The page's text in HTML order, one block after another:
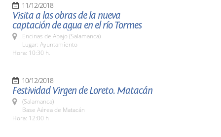
11/12/2018
Visita a las obras de la nueva
captación de agua en el río Tormes
Encinas de Abajo (Salamanca)
Lugar: Ayuntamiento
Hora: 10:30 h.
10/12/2018
Festividad Virgen de Loreto. Matacán
(Salamanca)
Base Aérea de Matacán
Hora: 12:00 h